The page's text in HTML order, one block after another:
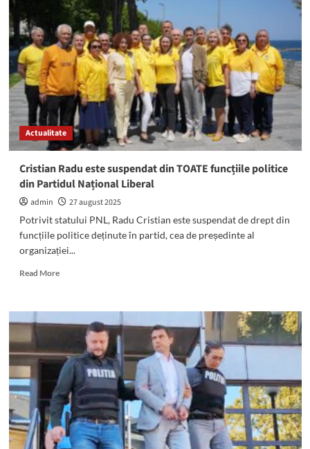
Urgențele
Spitalului
Mangalia:
Cum
pot
sta,
laolaltă,
ore
în
șir,
zeci
copii
mici,
bătrâni,
bolnavi
cu
Covid
alte
Actualitate
Cristian Radu este suspendat din TOATE funcțiile politice
din Partidul Național Liberal
admin
27 august 2025
Potrivit statului PNL, Radu Cristian este suspendat de drept din
funcțiile politice deținute în partid, cea de președinte al
organizației...
Read MoreRead
Cristian
Radu
suspendat
din
TOATE
funcțiile
politice
din
Partidul
Național